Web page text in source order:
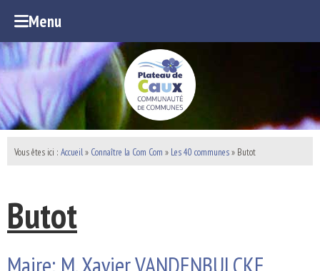
Menu
Vous êtes ici : Accueil» Connaître la Com Com » Les 40 communes» Butot
Butot